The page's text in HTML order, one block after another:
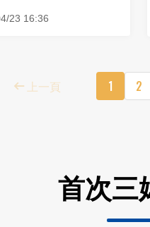
23 16:36
上一頁 1 2
首次三